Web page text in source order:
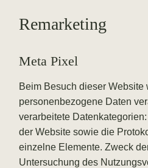
Remarketing
Meta Pixel
Beim Besuch dieser Website
personenbezogene Daten
verarbeitete
der Website sowie die
einzelne Elemente. Zweck
Untersuchung des